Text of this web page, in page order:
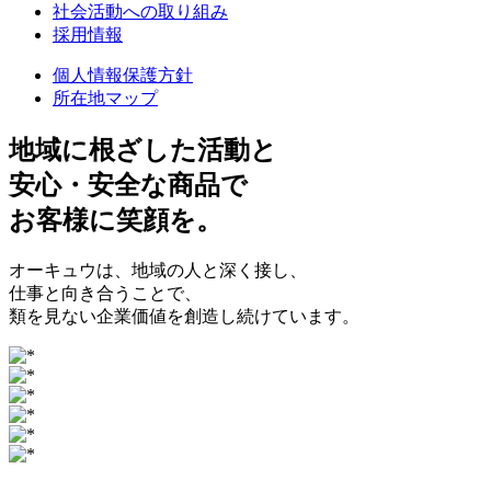
社会活動への取り組み
採用情報
個人情報保護方針
所在地マップ
地域に根ざした活動と
安心・安全な商品で
お客様に笑顔を。
オーキュウは、地域の人と深く接し、
仕事と向き合うことで、
類を見ない企業価値を創造し続けています。